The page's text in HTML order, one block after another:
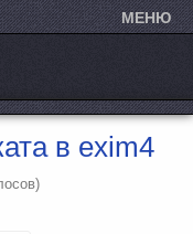
МЕНЮ
в exim4